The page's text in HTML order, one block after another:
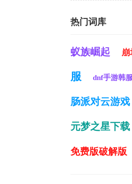
热门词库
蚁族崛起
服
dnf手游韩服
肠派对云游戏
元梦之星下载
免费版破解版